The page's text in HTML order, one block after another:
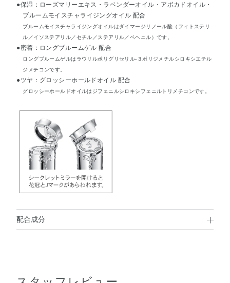
●保湿：ローズマリーエキス・ラベンダーオイル・アボカドオイル・
ブルームモイスチャライジングオイル 配合
ブルームモイスチャライジングオイルはダイマージリノール酸（フィトステリ
ル／イソステアリル／セチル／ステアリル／ベヘニル）です。
●密着：ロングブルームゲル 配合
ロングブルームゲルはラウリルポリグリセリル-３ポリジメチルシロキシエチル
ジメチコンです。
●ツヤ：グロッシーホールドオイル 配合
グロッシーホールドオイルはジフェニルシロキシフェニルトリメチコンです。
配合成分
グリセリル－3ポリジメチルシロキシエチルジメチコン・